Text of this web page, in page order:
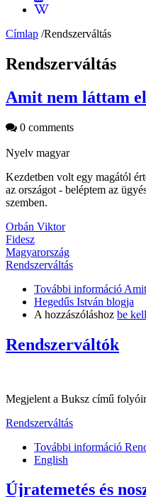
Címlap /Rendszerváltás
Rendszerváltás
Amit nem láttam
0 comments
Nyelv magyar
Kezdetben volt egy magától
az országot - beléptem az
szemben.
Orbán Viktor
Fidesz
Magyarország
Rendszerváltás
További információ
Hegedűs István blogja
A hozzászóláshoz be
Rendszerváltók
Megjelent a Buksz című
Rendszerváltás
További információ
English
Újratemetés és